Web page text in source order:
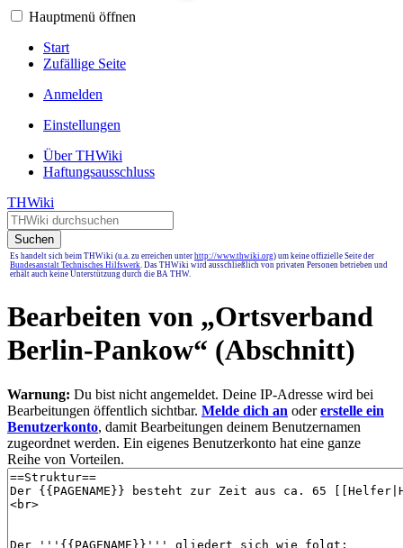
Hauptmenü öffnen
Start
Zufällige Seite
Anmelden
Einstellungen
Über THWiki
Haftungsausschluss
THWiki
Suchen
Es handelt sich beim THWiki (u.a. zu erreichen unter http://www.thwiki.org) um keine offizielle Seite der
Bundesanstalt Technisches Hilfswerk. Das THWiki wird ausschließlich von privaten Personen betrieben und
erhält auch keine Unterstützung durch die BA THW.
Bearbeiten von „Ortsverband
Berlin-Pankow“ (Abschnitt)
Warnung: Du bist nicht angemeldet. Deine IP-Adresse wird bei
Bearbeitungen öffentlich sichtbar. Melde dich an odererstelle ein
Benutzerkonto, damit Bearbeitungen deinem Benutzernamen
zugeordnet werden. Ein eigenes Benutzerkonto hat eine ganze
Reihe von Vorteilen.